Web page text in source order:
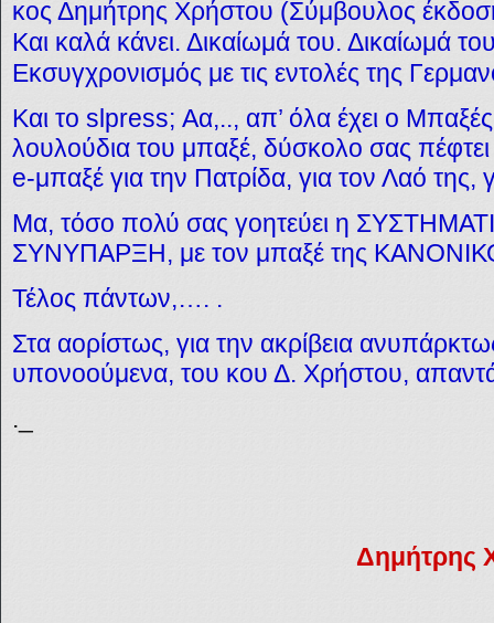
κος Δημήτρης Χρήστου (Σύμβουλος
Και καλά κάνει. Δικαίωμά του. Δικαίωμά
Εκσυγχρονισμός με τις εντολές της
Και το slpress; Αα,.., απ’ όλα έχει ο
λουλούδια του μπαξέ, δύσκολο σας
e-μπαξέ για την Πατρίδα, για τον Λαό της,
Μα, τόσο πολύ σας γοητεύει η
ΣΥΝΥΠΑΡΞΗ, με τον μπαξέ της
Τέλος πάντων,…. .
Στα αορίστως, για την ακρίβεια ανυπάρκτως
υπονοούμενα, του κου Δ. Χρήστου,
._
Δημήτρης